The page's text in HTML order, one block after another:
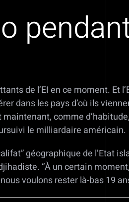
de l’EI en ce moment. Et
dans les pays d’où ils
comme
le milliardaire américain.
géographique de l’Etat
“À un certain
voulons rester là-bas 19